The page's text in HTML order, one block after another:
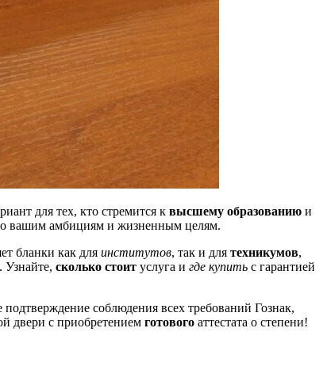
для тех, кто стремится к высшему образованию и
вашим амбициям и жизненным целям.
бланки как для институтов, так и для техникумов,
Узнайте, сколько стоит услуга и где купить с гарантией
соблюдения всех требований Гознак,
двери с приобретением готового аттестата о степени!